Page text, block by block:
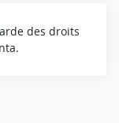
des droits